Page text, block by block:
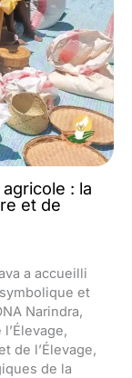
: la
et de
a accueilli
et
Narindra,
de l’Élevage,
de la